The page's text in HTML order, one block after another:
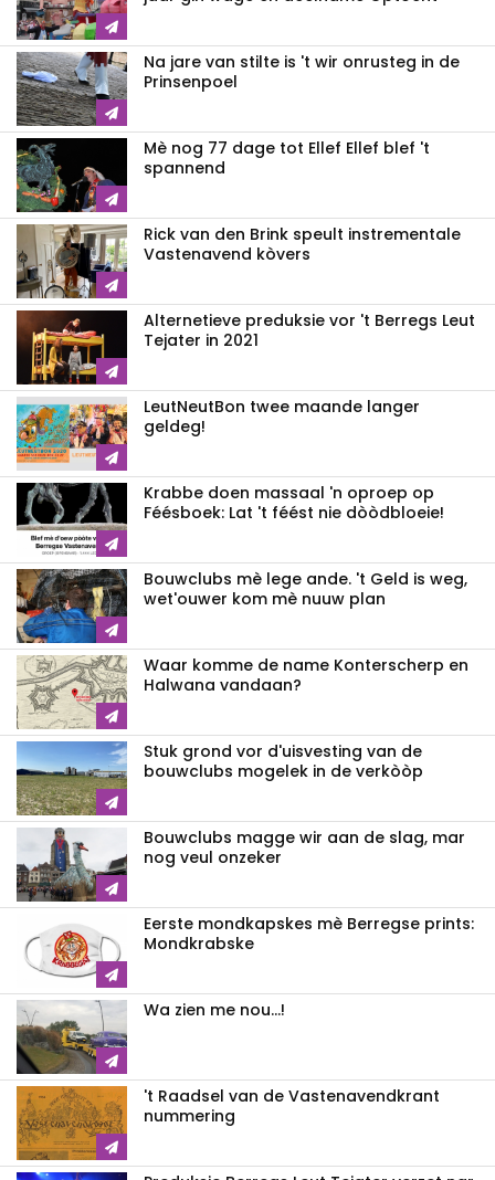
Na jare van stilte is 't wir onrusteg in de
Prinsenpoel
Mè nog 77 dage tot Ellef Ellef blef 't
spannend
Rick van den Brink speult instrementale
Vastenavend kòvers
Alternetieve preduksie vor 't Berregs Leut
Tejater in 2021
LeutNeutBon twee maande langer
geldeg!
Krabbe doen massaal 'n oproep op
Féésboek: Lat 't féést nie dòòdbloeie!
Bouwclubs mè lege ande. 't Geld is weg,
wet'ouwer kom mè nuuw plan
Waar komme de name Konterscherp en
Halwana vandaan?
Stuk grond vor d'uisvesting van de
bouwclubs mogelek in de verkòòp
Bouwclubs magge wir aan de slag, mar
nog veul onzeker
Eerste mondkapskes mè Berregse prints:
Mondkrabske
Wa zien me nou...!
't Raadsel van de Vastenavendkrant
nummering